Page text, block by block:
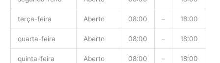
terça-feira Aberto 08:00 – 18:00
quarta-feira Aberto 08:00 – 18:00
quinta-feira Aberto 08:00 – 18:00